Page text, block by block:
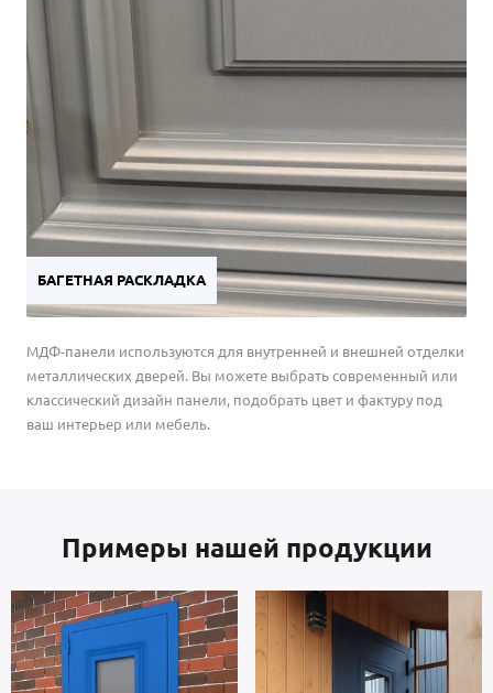
БАГЕТНАЯ РАСКЛАДКА
МДФ-панели используются для внутренней и внешней отделки
металлических дверей. Вы можете выбрать современный или
классический дизайн панели, подобрать цвет и фактуру под
ваш интерьер или мебель.
Примеры нашей продукции